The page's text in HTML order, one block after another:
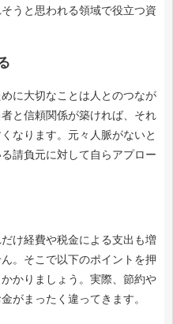
うと思われる領域で役立つ資
に大切なことは人とのつなが
と信頼関係が築ければ、それ
なります。元々人脈がないと
請負元に対して自らアプロー
け経費や税金による支出も増
。そこで以下のポイントを押
かりましょう。実際、節約や
がまったく違ってきます。